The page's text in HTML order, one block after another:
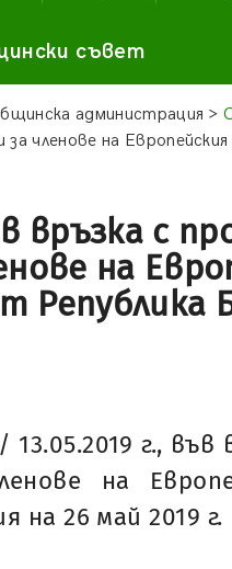
съвет
администрация >
членове на
връзка с
на
Република
г.,
на
на 26 май 2019 г.